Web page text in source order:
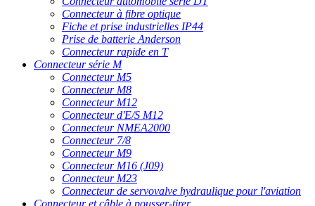
Connecteur à fibre optique
Fiche et prise industrielles IP44
Prise de batterie Anderson
Connecteur rapide en T
Connecteur série M
Connecteur M5
Connecteur M8
Connecteur M12
Connecteur d'E/S M12
Connecteur NMEA2000
Connecteur 7/8
Connecteur M9
Connecteur M16 (J09)
Connecteur M23
Connecteur de servovalve hydraulique pour l'aviation
Connecteur et câble à pousser-tirer